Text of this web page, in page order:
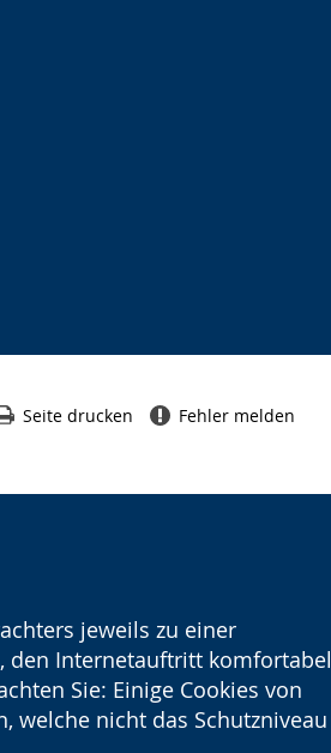
jeweils zu einer
den Internetauftritt komfortabel
Sie: Einige Cookies von
welche nicht das Schutzniveau
Seite drucken Fehler melden